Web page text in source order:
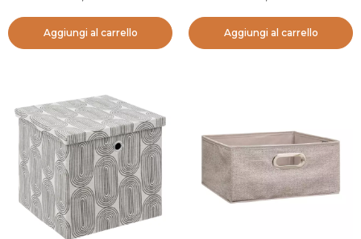
Aggiungi al carrello Aggiungi al carrello